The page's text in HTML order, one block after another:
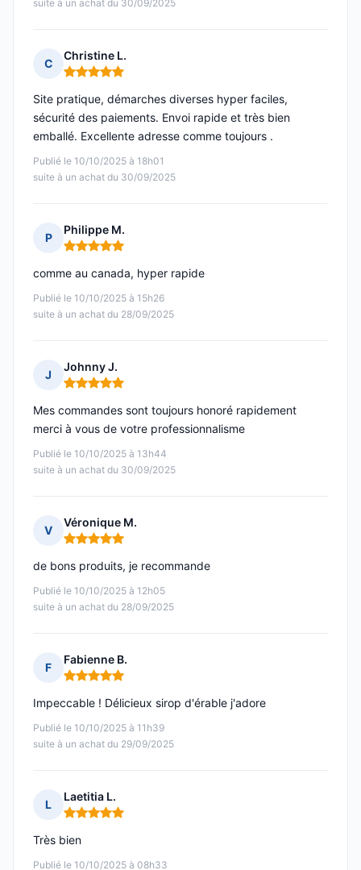
suite à un achat du 30/09/2025
C
Christine L.
Note : 5 sur 5
Publié le 10/10/2025 à 18h01
suite à un achat du 30/09/2025
Site pratique, démarches diverses hyper faciles,
sécurité des paiements. Envoi rapide et très bien
emballé. Excellente adresse comme toujours .
P
Philippe M.
Note : 5 sur 5
Publié le 10/10/2025 à 15h26
suite à un achat du 28/09/2025
comme au canada, hyper rapide
J
Johnny J.
Note : 5 sur 5
Publié le 10/10/2025 à 13h44
suite à un achat du 30/09/2025
Mes commandes sont toujours honoré rapidement
merci à vous de votre professionnalisme
V
Véronique M.
Note : 5 sur 5
Publié le 10/10/2025 à 12h05
suite à un achat du 28/09/2025
de bons produits, je recommande
F
Fabienne B.
Note : 5 sur 5
Publié le 10/10/2025 à 11h39
suite à un achat du 29/09/2025
Impeccable ! Délicieux sirop d'érable j'adore
L
Laetitia L.
Note : 5 sur 5
Publié le 10/10/2025 à 08h33
Très bien